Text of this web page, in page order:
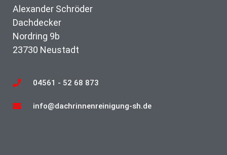
Alexander Schröder
Dachdecker
Nordring 9b
23730 Neustadt
04561 - 52 68 873
info@dachrinnenreinigung-sh.de